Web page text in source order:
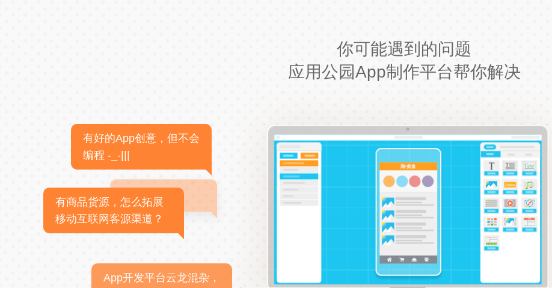
你可能遇到的问题
应用公园App制作平台帮你解决
有好的App创意，但不会
编程 -_-|||
有商品货源，怎么拓展
移动互联网客源渠道？
App开发平台云龙混杂，